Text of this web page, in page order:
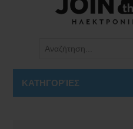
ΚΑΤΗΓΟΡΊΕΣ